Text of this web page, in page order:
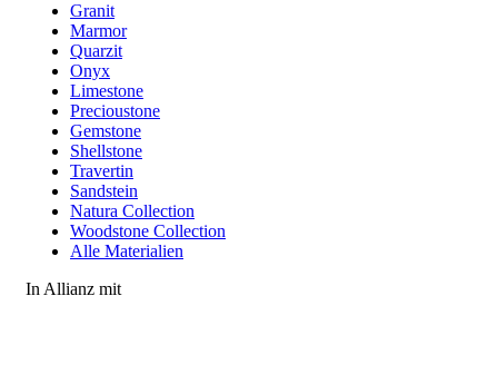
Granit
Marmor
Quarzit
Onyx
Limestone
Precioustone
Gemstone
Shellstone
Travertin
Sandstein
Natura Collection
Woodstone Collection
Alle Materialien
In Allianz mit